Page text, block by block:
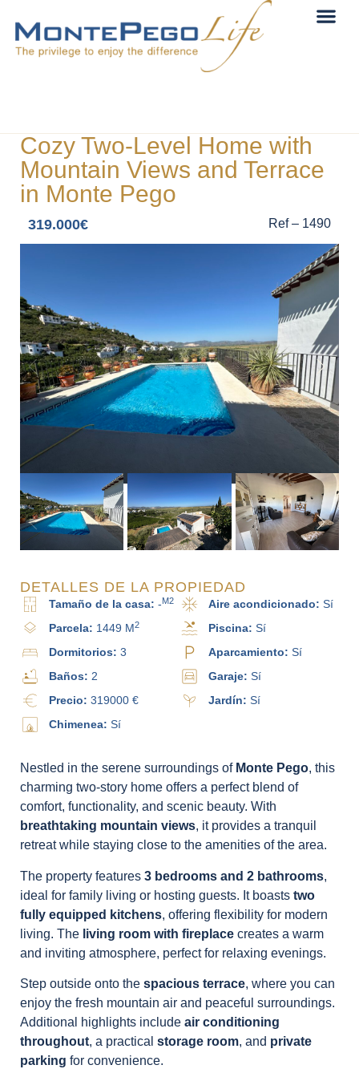
Cozy Two-Level Home with
Mountain Views and Terrace
in Monte Pego
319.000€ Ref – 1490
DETALLES DE LA PROPIEDAD
Tamaño de la casa:-M2
Parcela: 1449 M2
Dormitorios:3
Baños:2
Precio:319000 €
Chimenea:Sí
Aire acondicionado:Sí
Piscina:Sí
Aparcamiento: Sí
Garaje:Sí
Jardín:Sí
Nestled in the serene surroundings of Monte Pego, this
charming two-story home offers a perfect blend of
comfort, functionality, and scenic beauty. With
breathtaking mountain views, it provides a tranquil
retreat while staying close to the amenities of the area.
The property features 3 bedrooms and 2 bathrooms,
ideal for family living or hosting guests. It boasts two
fully equipped kitchens, offering flexibility for modern
living. The living room with fireplace creates a warm
and inviting atmosphere, perfect for relaxing evenings.
Step outside onto the spacious terrace, where you can
enjoy the fresh mountain air and peaceful surroundings.
Additional highlights include air conditioning
throughout, a practical storage room, and private
parking for convenience.